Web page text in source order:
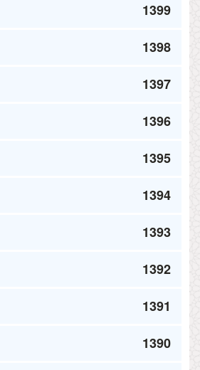
1399
1398
1397
1396
1395
1394
1393
1392
1391
1390